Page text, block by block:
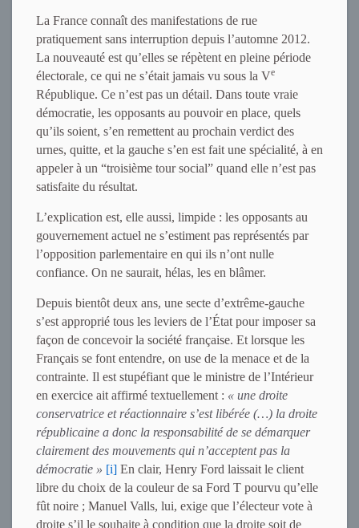
La France connaît des manifestations de rue
pratiquement sans interruption depuis l’automne 2012.
La nouveauté est qu’elles se répètent en pleine période
électorale, ce qui ne s’était jamais vu sous la Ve
République. Ce n’est pas un détail. Dans toute vraie
démocratie, les opposants au pouvoir en place, quels
qu’ils soient, s’en remettent au prochain verdict des
urnes, quitte, et la gauche s’en est fait une spécialité, à en
appeler à un “troisième tour social” quand elle n’est pas
satisfaite du résultat.
L’explication est, elle aussi, limpide : les opposants au
gouvernement actuel ne s’estiment pas représentés par
l’opposition parlementaire en qui ils n’ont nulle
confiance. On ne saurait, hélas, les en blâmer.
Depuis bientôt deux ans, une secte d’extrême-gauche
s’est approprié tous les leviers de l’État pour imposer sa
façon de concevoir la société française. Et lorsque les
Français se font entendre, on use de la menace et de la
contrainte. Il est stupéfiant que le ministre de l’Intérieur
en exercice ait affirmé textuellement : « une droite
conservatrice et réactionnaire s’est libérée (…) la droite
républicaine a donc la responsabilité de se démarquer
clairement des mouvements qui n’acceptent pas la
démocratie » [i] En clair, Henry Ford laissait le client
libre du choix de la couleur de sa Ford T pourvu qu’elle
fût noire ; Manuel Valls, lui, exige que l’électeur vote à
droite s’il le souhaite à condition que la droite soit de